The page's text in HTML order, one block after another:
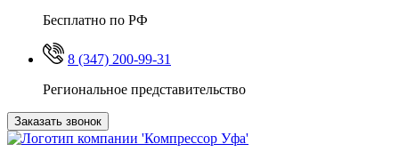
Бесплатно по РФ
8 (347) 200-99-31
Региональное представительство
Заказать звонок